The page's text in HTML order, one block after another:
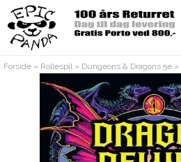
Forside » Rollespil» Dungeons & Dragons 5e »